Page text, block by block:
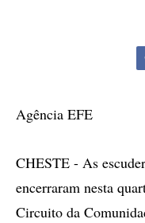
Agência EFE
CHESTE - As
encerraram nesta
Circuito da